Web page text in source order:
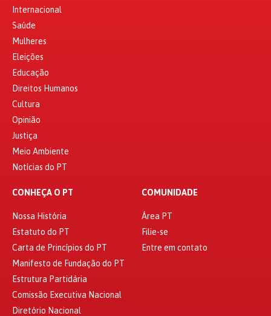
Internacional
Saúde
Mulheres
Eleições
Educação
Direitos Humanos
Cultura
Opinião
Justiça
Meio Ambiente
Notícias do PT
CONHEÇA O PT
Nossa História
Estatuto do PT
Carta de Princípios do PT
Manifesto de Fundação do PT
Estrutura Partidária
Comissão Executiva Nacional
Diretório Nacional
COMUNIDADE
Área PT
Filie-se
Entre em contato